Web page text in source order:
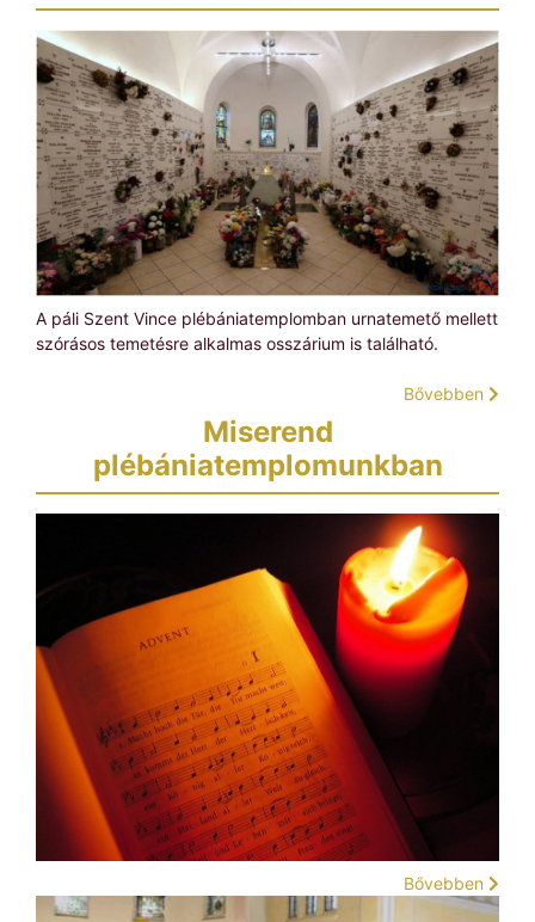
A páli Szent Vince plébániatemplomban urnatemető mellett
szórásos temetésre alkalmas osszárium is található.
Bővebben
Miserend
plébániatemplomunkban
Bővebben